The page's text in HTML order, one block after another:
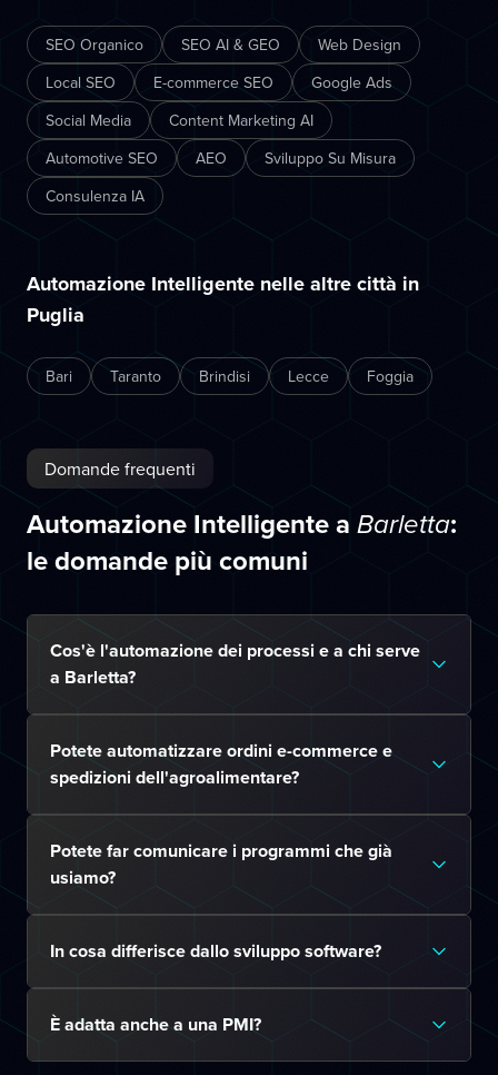
SEO Organico SEO AI & GEO
Web Design
Local SEO
E-commerce SEO
Google Ads
Social Media
Content Marketing AI
Automotive SEO
AEO
Sviluppo Su Misura
Consulenza IA
Automazione Intelligente nelle altre città in
Puglia
Bari Taranto Brindisi Lecce Foggia
Domande frequenti
Automazione Intelligente a Barletta:
le domande più comuni
Cos'è l'automazione dei processi e a chi serve
a Barletta?
Potete automatizzare ordini e-commerce e
spedizioni dell'agroalimentare?
Potete far comunicare i programmi che già
usiamo?
In cosa differisce dallo sviluppo software?
È adatta anche a una PMI?